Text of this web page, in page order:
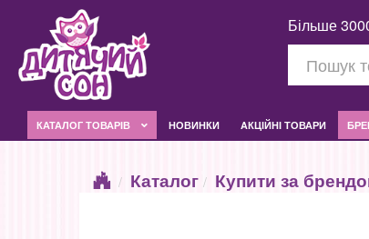
Більше
КАТАЛОГ ТОВАРІВ НОВИНКИ AКЦІЙНІ ТОВАРИ
Каталог Купити за